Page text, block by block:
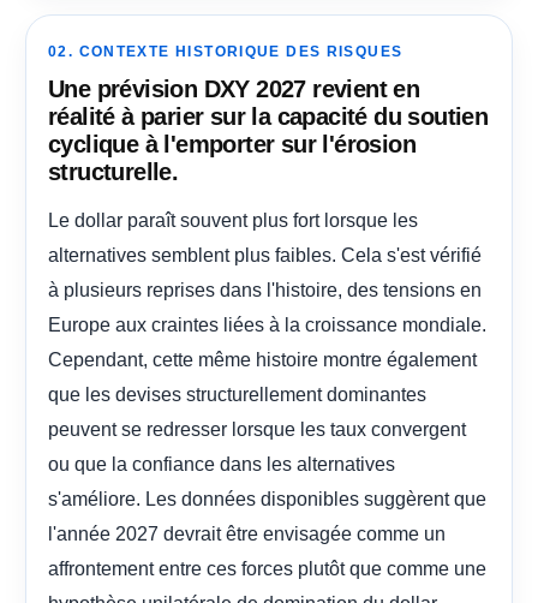
02. CONTEXTE HISTORIQUE DES RISQUES
Une prévision DXY 2027 revient en
réalité à parier sur la capacité du soutien
cyclique à l'emporter sur l'érosion
structurelle.
Le dollar paraît souvent plus fort lorsque les
alternatives semblent plus faibles. Cela s'est vérifié
à plusieurs reprises dans l'histoire, des tensions en
Europe aux craintes liées à la croissance mondiale.
Cependant, cette même histoire montre également
que les devises structurellement dominantes
peuvent se redresser lorsque les taux convergent
ou que la confiance dans les alternatives
s'améliore. Les données disponibles suggèrent que
l'année 2027 devrait être envisagée comme un
affrontement entre ces forces plutôt que comme une